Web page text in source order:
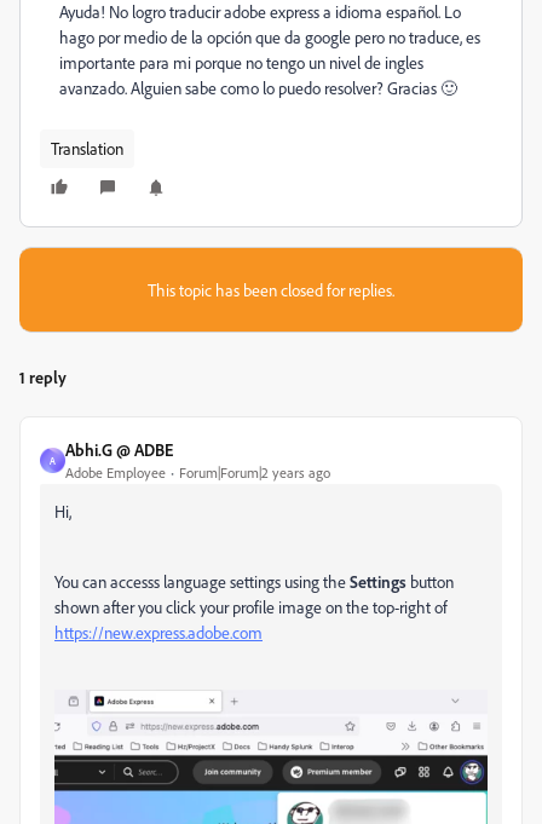
Ayuda! No logro traducir adobe express a idioma español. Lo
hago por medio de la opción que da google pero no traduce, es
importante para mi porque no tengo un nivel de ingles
avanzado. Alguien sabe como lo puedo resolver? Gracias 🙂
Translation
This topic has been closed for replies.
1 reply
A
Abhi.G @ ADBE
Adobe Employee Forum|Forum|2 years ago
Hi,
You can accesss language settings using theSettings button
shown after you click your profile image on the top-right of
https://new.express.adobe.com